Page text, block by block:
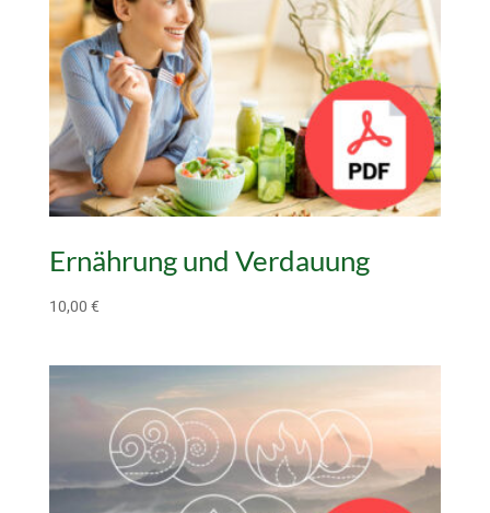
Ernährung und Verdauung
10,00 €